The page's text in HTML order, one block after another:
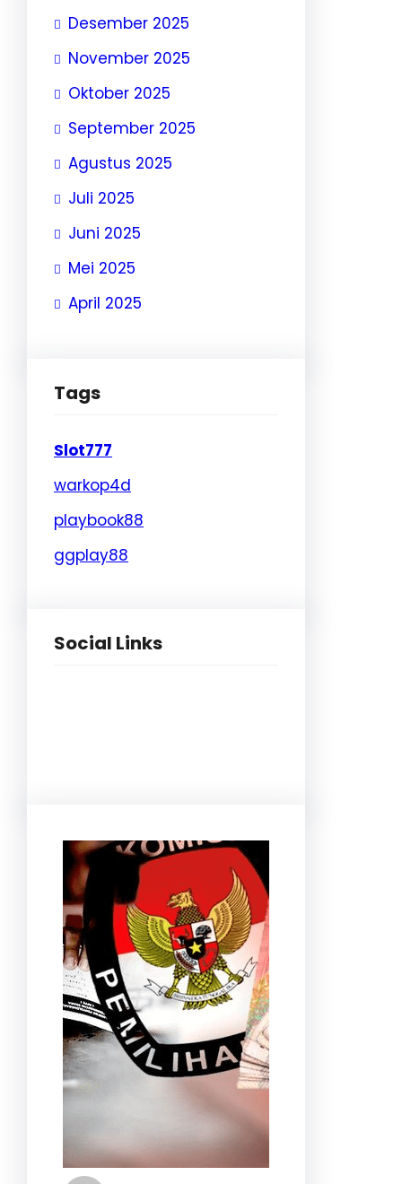
Desember 2025
November 2025
Oktober 2025
September 2025
Agustus 2025
Juli 2025
Juni 2025
Mei 2025
April 2025
Tags
Slot777
warkop4d
playbook88
ggplay88
Social Links